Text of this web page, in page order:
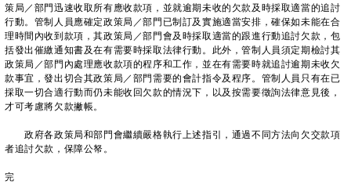
策局／部門迅速收取所有應收款項，並就逾期未收的欠款及時採取適當的追討
行動。管制人員應確定政策局／部門已制訂及實施適當安排，確保如未能在合
理時間內收到款項，其政策局／部門會及時採取適當的跟進行動追討欠款，包
括發出催繳通知書及在有需要時採取法律行動。此外，管制人員須定期檢討其
政策局／部門內處理應收款項的程序和工作，並在有需要時就追討逾期未收欠
款事宜，發出切合其政策局／部門需要的會計指令及程序。管制人員只有在已
採取一切合適行動而仍未能收回欠款的情況下，以及按需要徵詢法律意見後，
才可考慮將欠款撇帳。
政府各政策局和部門會繼續嚴格執行上述指引，通過不同方法向欠交款項
者追討欠款，保障公帑。
完